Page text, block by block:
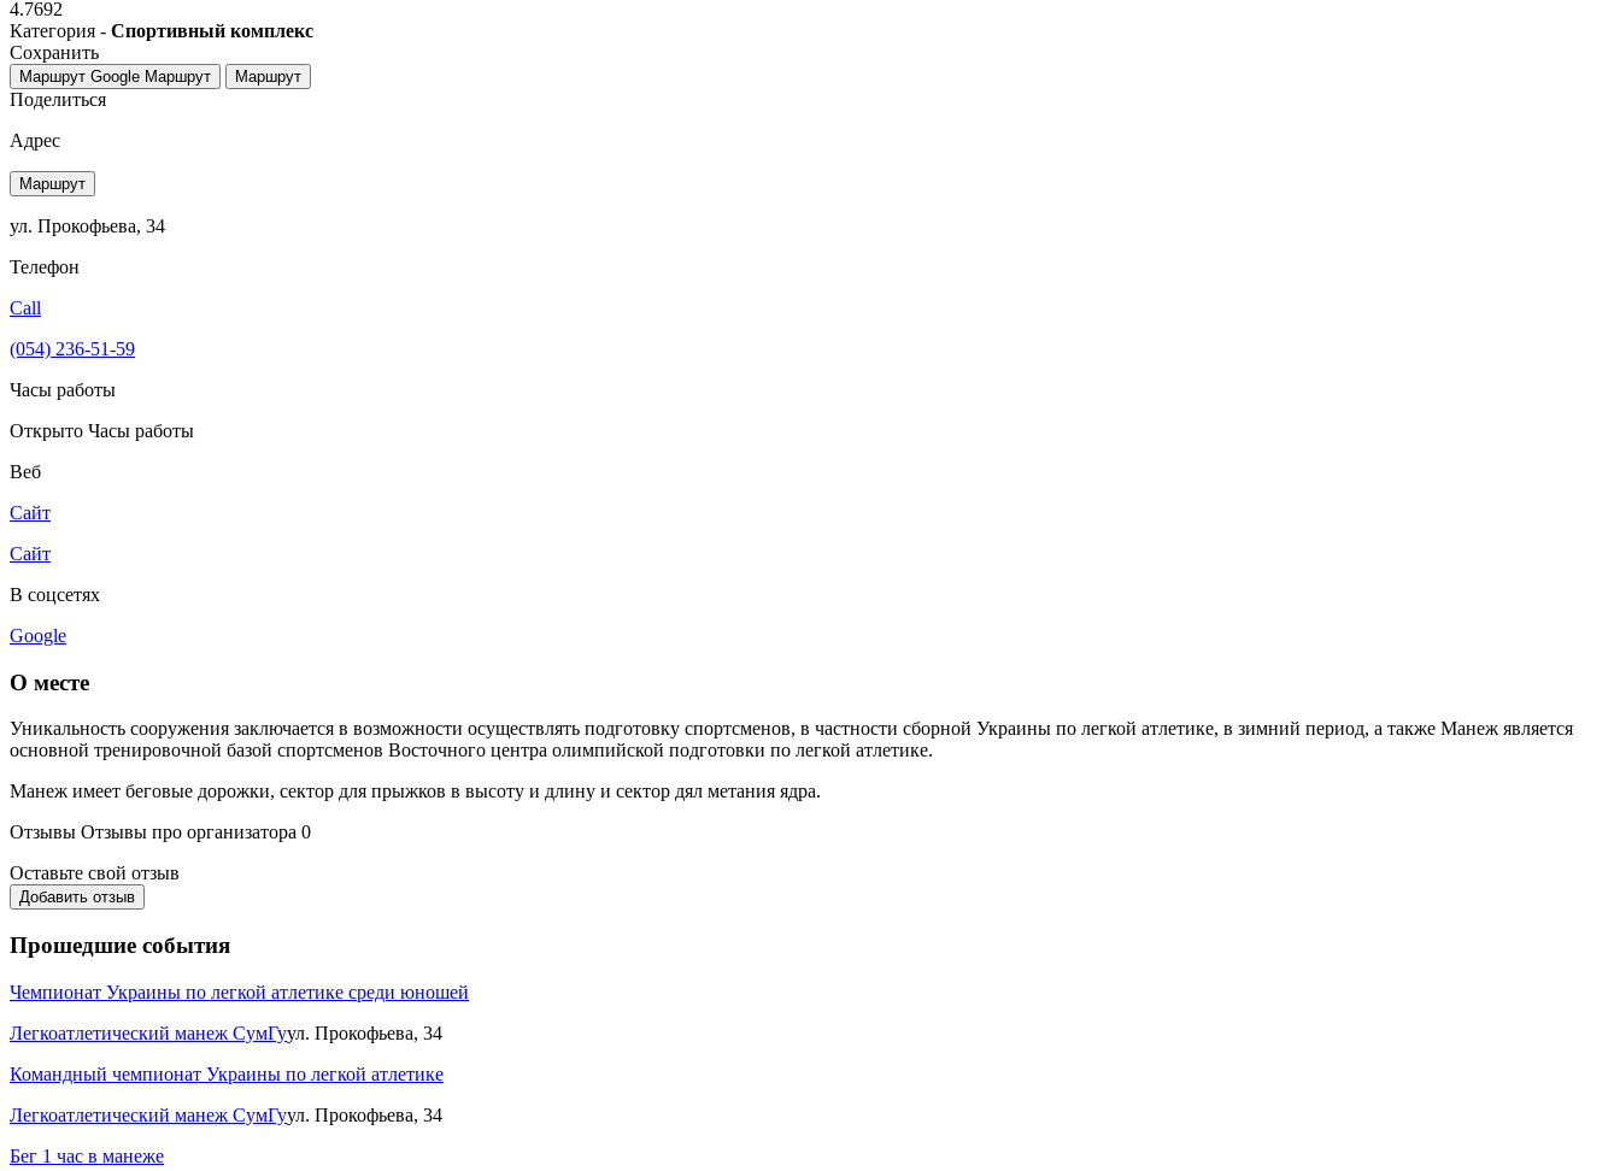
4.7692
Категория - Спортивный комплекс
Сохранить
Маршрут Google Маршрут Маршрут
Поделиться
Адрес
Маршрут
ул. Прокофьева, 34
Телефон
Call
(054) 236-51-59
Часы работы
Открыто Часы работы
Веб
Сайт
Сайт
В соцсетях
Google
О месте
Уникальность сооружения заключается в возможности осуществлять подготовку спортсменов, в частности сборной Украины по легкой атлетике, в зимний период, а также Манеж является
основной тренировочной базой спортсменов Восточного центра олимпийской подготовки по легкой атлетике.
Манеж имеет беговые дорожки, сектор для прыжков в высоту и длину и сектор дял метания ядра.
Отзывы Отзывы про организатора 0
Оставьте свой отзыв
Добавить отзыв
Прошедшие события
Чемпионат Украины по легкой атлетике среди юношей
Легкоатлетический манеж СумГуул. Прокофьева, 34
Командный чемпионат Украины по легкой атлетике
Легкоатлетический манеж СумГуул. Прокофьева, 34
Бег 1 час в манеже